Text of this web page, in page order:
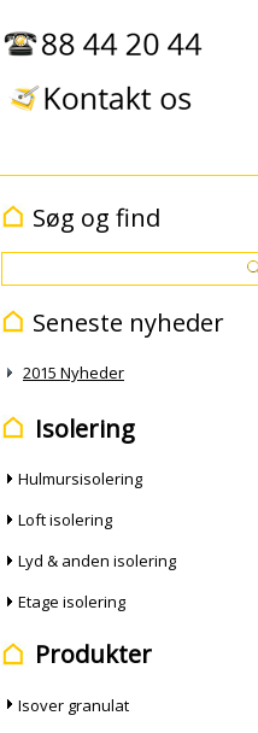
Søg og find
Seneste nyheder
2015 Nyheder
Isolering
Hulmursisolering
Loft isolering
Lyd & anden isolering
Etage isolering
Produkter
Isover granulat